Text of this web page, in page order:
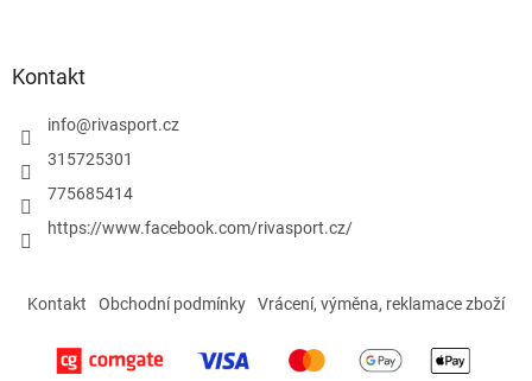
Kontakt
info@rivasport.cz
315725301
775685414
https://www.facebook.com/rivasport.cz/
Kontakt Obchodní podmínky Vrácení, výměna, reklamace zboží